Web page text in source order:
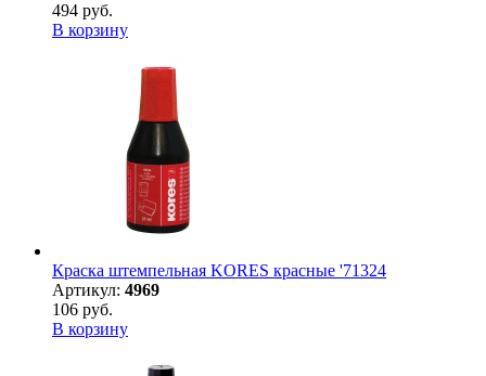
494 руб.
В корзину
Краска штемпельная KORES красные '71324
Артикул: 4969
106 руб.
В корзину